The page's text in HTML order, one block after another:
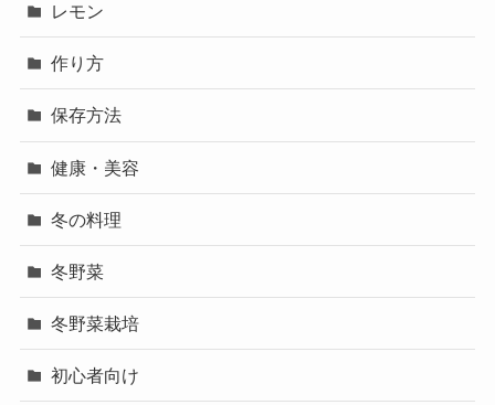
レモン
作り方
保存方法
健康・美容
冬の料理
冬野菜
冬野菜栽培
初心者向け